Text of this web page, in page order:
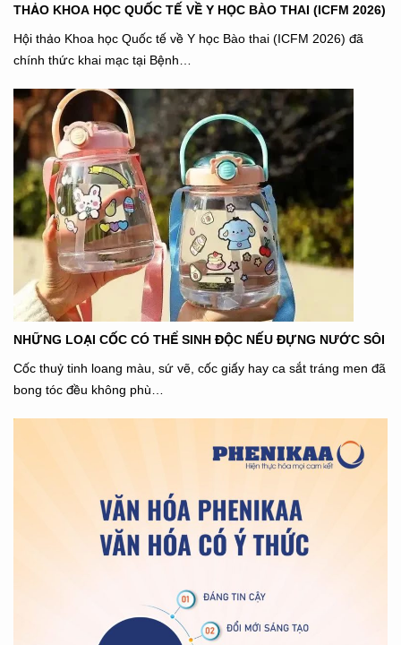
THẢO KHOA HỌC QUỐC TẾ VỀ Y HỌC BÀO THAI (ICFM 2026)
Hội thảo Khoa học Quốc tế về Y học Bào thai (ICFM 2026) đã
chính thức khai mạc tại Bệnh…
NHỮNG LOẠI CỐC CÓ THỂ SINH ĐỘC NẾU ĐỰNG NƯỚC SÔI
Cốc thuỷ tinh loang màu, sứ vẽ, cốc giấy hay ca sắt tráng men đã
bong tóc đều không phù…